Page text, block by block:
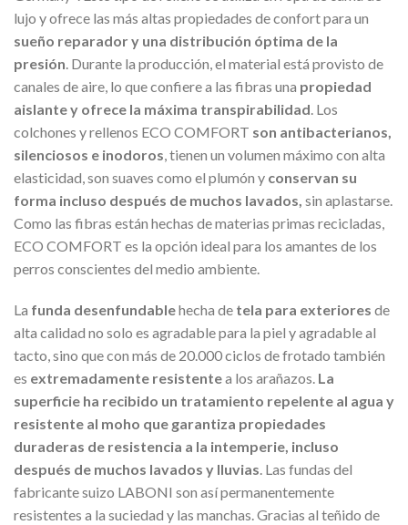
lujo y ofrece las más altas propiedades de confort para un
sueño reparador y una distribución óptima de la
presión. Durante la producción, el material está provisto de
canales de aire, lo que confiere a las fibras una propiedad
aislante y ofrece la máxima transpirabilidad. Los
colchones y rellenos ECO COMFORT son antibacterianos,
silenciosos e inodoros, tienen un volumen máximo con alta
elasticidad, son suaves como el plumón y conservan su
forma incluso después de muchos lavados, sin aplastarse.
Como las fibras están hechas de materias primas recicladas,
ECO COMFORT es la opción ideal para los amantes de los
perros conscientes del medio ambiente.
La funda desenfundablehecha de tela para exteriores de
alta calidad no solo es agradable para la piel y agradable al
tacto, sino que con más de 20.000 ciclos de frotado también
es extremadamente resistentea los arañazos. La
superficie ha recibido un tratamiento repelente al agua y
resistente al moho que garantiza propiedades
duraderas de resistencia a la intemperie, incluso
después de muchos lavados y lluvias. Las fundas del
fabricante suizo LABONI son así permanentemente
resistentes a la suciedad y las manchas. Gracias al teñido de